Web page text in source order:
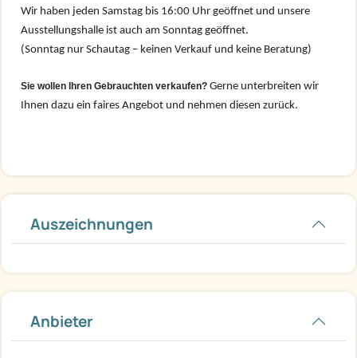
Wir haben jeden Samstag bis 16:00 Uhr geöffnet und unsere
Ausstellungshalle ist auch am Sonntag geöffnet.
(Sonntag nur Schautag – keinen Verkauf und keine Beratung)
Sie wollen Ihren Gebrauchten verkaufen? Gerne unterbreiten wir
Ihnen dazu ein faires Angebot und nehmen diesen zurück.
Auszeichnungen
Anbieter